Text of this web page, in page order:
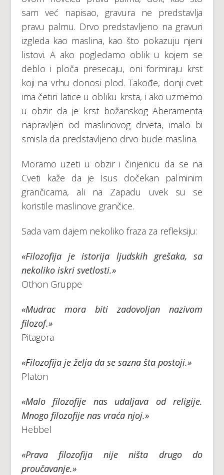
sam već napisao, gravura ne predstavlja
pravu palmu. Drvo predstavljeno na gravuri
izgleda kao maslina, kao što pokazuju njeni
listovi. A ako pogledamo oblik u kojem se
deblo i ploča presecaju, oni formiraju krst
koji na vrhu donosi plod. Takođe, donji cvet
ima četiri latice u obliku krsta, i ako uzmemo
u obzir da je krst božanskog Aberamenta
napravljen od maslinovog drveta, imalo bi
smisla da predstavljeno drvo bude maslina.
Moramo uzeti u obzir i činjenicu da se na
Cveti kaže da je Isus dočekan palminim
grančicama, ali na Zapadu uvek su se
koristile maslinove grančice.
Sada vam dajem nekoliko fraza za refleksiju:
«Filozofija je istorija ljudskih grešaka, sa
nekoliko iskri svetlosti.»
Othon Gruppe
«Mudrac mora biti zadovoljan nazivom
filozof.»
Pitagora
«Filozofija je želja da se sazna šta postoji.»
Platon
«Malo filozofije nas udaljava od religije.
Mnogo filozofije nas vraća njoj.»
Hebbel
«Prava filozofija nije ništa drugo do
proučavanje.»